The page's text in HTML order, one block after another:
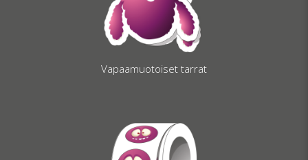
Vapaamuotoiset tarrat